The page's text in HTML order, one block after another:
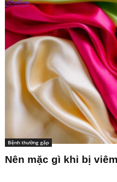
Bệnh thường gặp
Nên mặc gì khi bị